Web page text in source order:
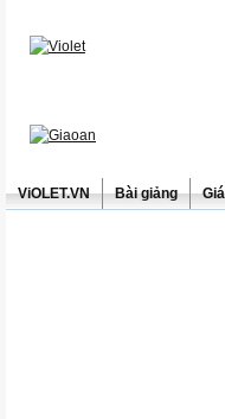
ViOLET.VN Bài giảng